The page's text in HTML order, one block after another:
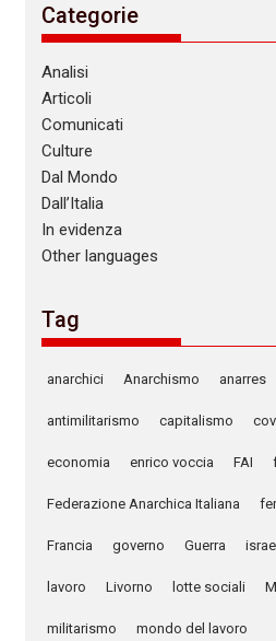
Categorie
Analisi
Articoli
Comunicati
Culture
Dal Mondo
Dall’Italia
In evidenza
Other languages
Tag
anarchici Anarchismo anarres
antimilitarismo capitalismo
economia enrico voccia FAI
Federazione Anarchica Italiana
Francia governo Guerra
lavoro Livorno lotte sociali
militarismo mondo del lavoro